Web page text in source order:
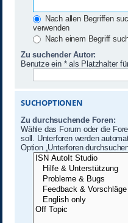
Nach allen Begriffen
verwenden
Nach einem Begriff
Zu suchender Autor:
Benutze ein * als Platzhalter
SUCHOPTIONEN
Zu durchsuchende Foren:
Wähle das Forum oder die
soll. Unterforen werden
Option „Unterforen